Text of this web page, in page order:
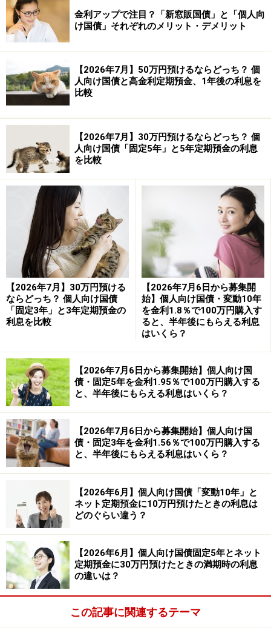
金利アップで注目？「新窓販国債」と「個人向
け国債」それぞれのメリット・デメリット
【2026年7月】50万円預けるならどっち？ 個
人向け国債と高金利定期預金、1年後の利息を
比較
【2026年7月】30万円預けるならどっち？ 個
人向け国債「固定5年」と5年定期預金の利息
を比較
【2026年7月】30万円預ける
ならどっち？ 個人向け国債
「固定3年」と3年定期預金の
利息を比較
【2026年7月6日から募集開
始】個人向け国債・変動10年
を金利1.8％で100万円購入す
ると、半年後にもらえる利息
はいくら？
【2026年7月6日から募集開始】個人向け国
債・固定5年を金利1.95％で100万円購入する
と、半年後にもらえる利息はいくら？
【2026年7月6日から募集開始】個人向け国
債・固定3年を金利1.56％で100万円購入する
と、半年後にもらえる利息はいくら？
【2026年6月】個人向け国債「変動10年」と
ネット定期預金に10万円預けたときの利息は
どのぐらい違う？
【2026年6月】個人向け国債固定5年とネット
定期預金に30万円預けたときの満期時の利息
の違いは？
この記事に関連するテーマ